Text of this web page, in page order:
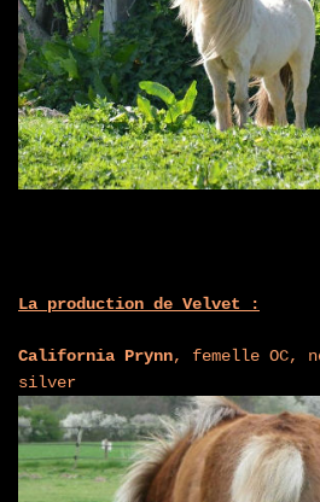
La production de Velvet :
California Prynn, femelle OC,
silver